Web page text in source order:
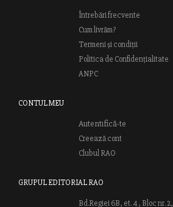
Întrebări frecvente
Cum livrăm?
Termeni și condiții
Politica de Confidențialitate
ANPC
CONTUL MEU
Autentifică-te
Creează cont
Clubul RAO
GRUPUL EDITORIAL RAO
Bd.Regiei 6B, et. 4 , Bloc nr. 2,